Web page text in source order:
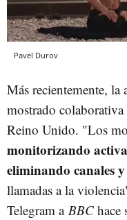
Pavel Durov
Más recientemente, la
mostrado
Reino Unido. "Los
monitorizando
eliminando canales
llamadas a la
Telegram a BBC hace